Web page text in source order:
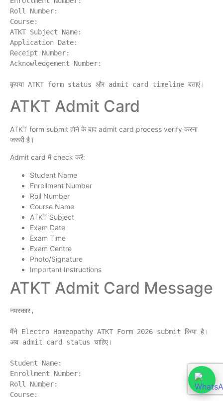
Roll Number:
Course:
ATKT Subject Name:
Application Date:
Receipt Number:
Acknowledgement Number:
ATKT Admit Card
ATKT form submit होने के बाद admit card process verify करना
जरूरी है।
Admit card में check करें:
Student Name
Enrollment Number
Roll Number
Course Name
ATKT Subject
Exam Date
Exam Time
Exam Centre
Photo/Signature
Important Instructions
ATKT Admit Card Message
नमस्कार,
मैंने Electro Homeopathy ATKT Form 2026 submit किया है।
अब admit card status चाहिए।
Student Name:
Enrollment Number:
Roll Number:
Course: